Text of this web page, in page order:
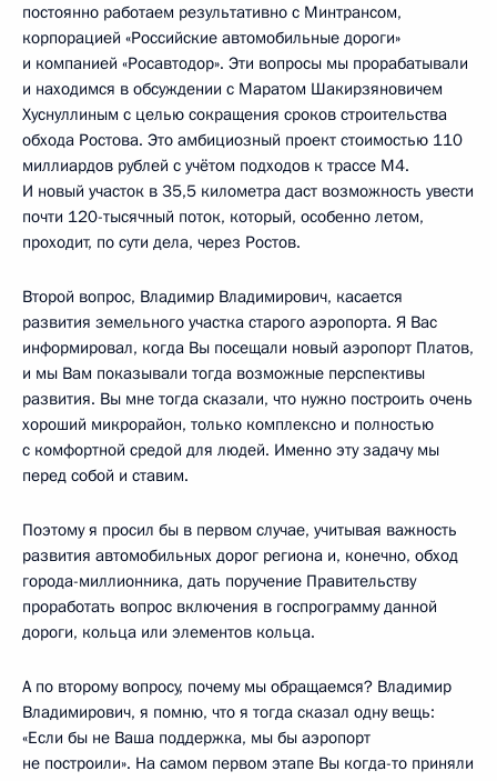
постоянно работаем результативно с Минтрансом,
корпорацией «Российские автомобильные дороги»
и компанией «Росавтодор». Эти вопросы мы прорабатывали
и находимся в обсуждении с Маратом Шакирзяновичем
Хуснуллиным с целью сокращения сроков строительства
обхода Ростова. Это амбициозный проект стоимостью 110
миллиардов рублей с учётом подходов к трассе М4.
И новый участок в 35,5 километра даст возможность увести
почти 120-тысячный поток, который, особенно летом,
проходит, по сути дела, через Ростов.
Второй вопрос, Владимир Владимирович, касается
развития земельного участка старого аэропорта. Я Вас
информировал, когда Вы посещали новый аэропорт Платов,
и мы Вам показывали тогда возможные перспективы
развития. Вы мне тогда сказали, что нужно построить очень
хороший микрорайон, только комплексно и полностью
с комфортной средой для людей. Именно эту задачу мы
перед собой и ставим.
Поэтому я просил бы в первом случае, учитывая важность
развития автомобильных дорог региона и, конечно, обход
города-миллионника, дать поручение Правительству
проработать вопрос включения в госпрограмму данной
дороги, кольца или элементов кольца.
А по второму вопросу, почему мы обращаемся? Владимир
Владимирович, я помню, что я тогда сказал одну вещь:
«Если бы не Ваша поддержка, мы бы аэропорт
не построили». На самом первом этапе Вы когда-то приняли